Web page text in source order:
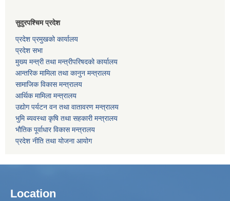
सुदुरपश्चिम प्रदेश
प्रदेश प्रमुखको कार्यालय
प्रदेश सभा
मुख्य मन्त्री तथा मन्त्रीपरिषदको कार्यालय
आन्तरिक मामिला तथा कानुन मन्त्रालय
सामाजिक विकास मन्त्रालय
आर्थिक मामिला मन्त्रालय
उद्याेग पर्यटन वन तथा वातावरण मन्त्रालय
भुमि ब्यवस्था कृषि तथा सहकारी मन्त्रालय
भाैतिक पूर्वाधार विकास मन्त्रालय
प्रदेश नीति तथा योजना आयोग
Location